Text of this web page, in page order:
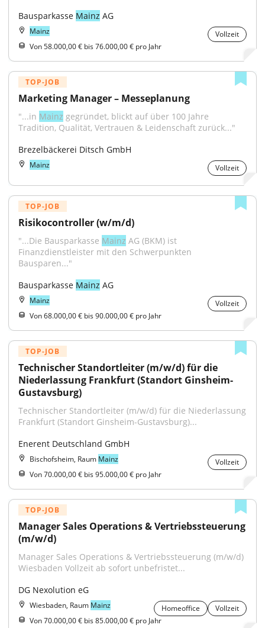
Bausparkasse Mainz AG
Mainz
Vollzeit
Von 58.000,00 € bis 76.000,00 € pro Jahr
TOP-JOB
Marketing Manager – Messeplanung
"...in Mainz gegründet, blickt auf über 100 Jahre
Tradition, Qualität, Vertrauen & Leidenschaft zurück..."
Brezelbäckerei Ditsch GmbH
Mainz Vollzeit
TOP-JOB
Risikocontroller (w/m/d)
"...Die Bausparkasse Mainz AG (BKM) ist
Finanzdienstleister mit den Schwerpunkten
Bausparen..."
Bausparkasse Mainz AG
Mainz
Vollzeit
Von 68.000,00 € bis 90.000,00 € pro Jahr
TOP-JOB
Technischer Standortleiter (m/w/d) für die
Niederlassung Frankfurt (Standort Ginsheim-
Gustavsburg)
Technischer Standortleiter (m/w/d) für die Niederlassung
Frankfurt (Standort Ginsheim-Gustavsburg)...
Enerent Deutschland GmbH
Bischofsheim, Raum Mainz
Vollzeit
Von 70.000,00 € bis 95.000,00 € pro Jahr
TOP-JOB
Manager Sales Operations & Vertriebssteuerung
(m/w/d)
Manager Sales Operations & Vertriebssteuerung (m/w/d)
Wiesbaden Vollzeit ab sofort unbefristet...
DG Nexolution eG
Wiesbaden, Raum Mainz Homeoffice
Vollzeit
Von 70.000,00 € bis 85.000,00 € pro Jahr